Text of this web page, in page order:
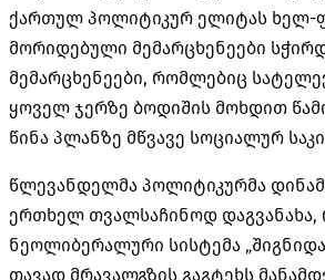
ქართულ პოლიტიკურ ელიტას ხელ-
მორიდებული მემარცხენეები
მემარცხენეები, რომლებიც
ყოველ ჯერზე ბოდიშის მოხდით
წინა პლანზე მწვავე სოციალურ
წლევანდელმა პოლიტიკურმა
ერთხელ თვალსაჩინოდ დაგვანახა,
ნეოლიბერალური სისტემა
თავად მრავალგზის გაგტეხს